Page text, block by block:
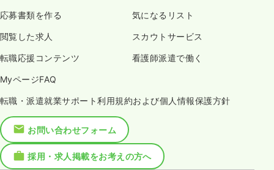
応募書類を作る 気になるリスト
閲覧した求人 スカウトサービス
転職応援コンテンツ 看護師派遣で働く
MyページFAQ
転職・派遣就業サポート利用規約および個人情報保護方針
お問い合わせフォーム
採用・求人掲載をお考えの方へ